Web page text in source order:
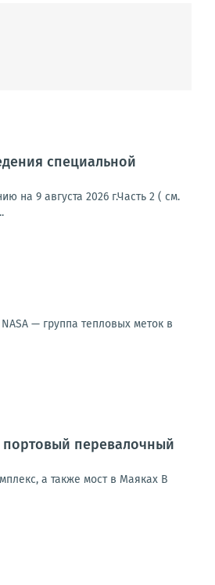
специальной
на 9 августа 2026 г.Часть 2 ( см.
— группа тепловых меток в
перевалочный
а также мост в Маяках В